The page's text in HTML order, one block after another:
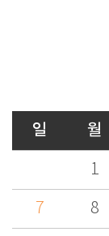
일 월
1
7 8